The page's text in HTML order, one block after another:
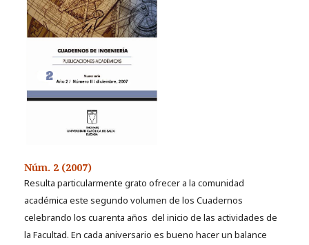
Núm. 2 (2007)
Resulta particularmente grato ofrecer a la comunidad
académica este segundo volumen de los Cuadernos
celebrando los cuarenta años del inicio de las actividades de
la Facultad. En cada aniversario es bueno hacer un balance